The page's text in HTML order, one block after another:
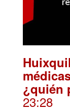
¿quién
23:28